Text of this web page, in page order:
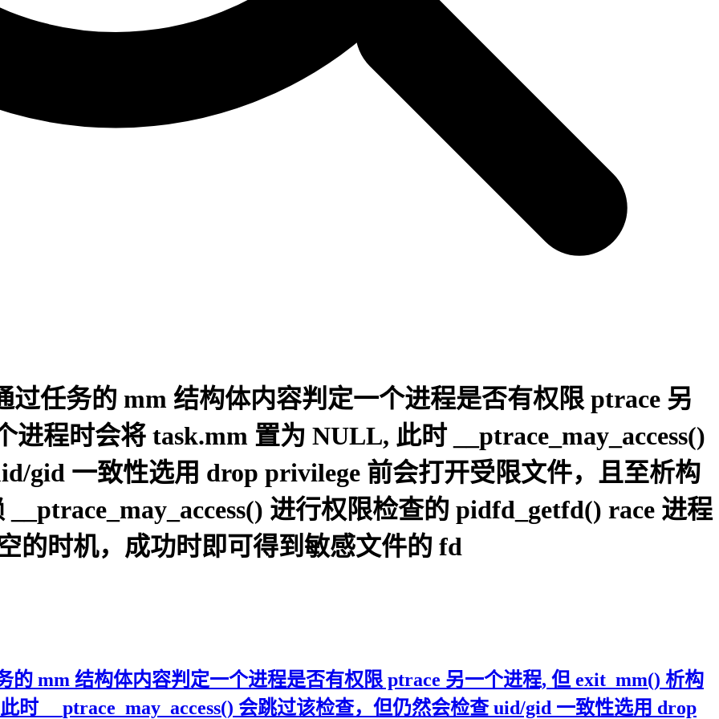
过任务的 mm 结构体内容判定一个进程是否有权限 ptrace 另
程时会将 task.mm 置为 NULL, 此时 __ptrace_may_access()
gid 一致性选用 drop privilege 前会打开受限文件，且至析构
进行权限检查的 pidfd_getfd() race 进程
的时机，成功时即可得到敏感文件的 fd
的 mm 结构体内容判定一个进程是否有权限 ptrace 另一个进程, 但 exit_mm() 析构
时 __ptrace_may_access() 会跳过该检查，但仍然会检查 uid/gid 一致性选用 drop